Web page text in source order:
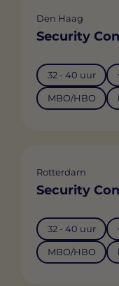
Den Haag
Security
32 - 40 uur
MBO/HBO
Rotterdam
Security
32 - 40 uur
MBO/HBO